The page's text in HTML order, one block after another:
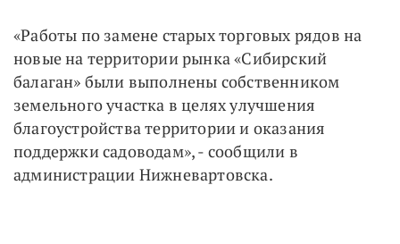
«Работы по замене старых торговых рядов на
новые на территории рынка «Сибирский
балаган» были выполнены собственником
земельного участка в целях улучшения
благоустройства территории и оказания
поддержки садоводам», - сообщили в
администрации Нижневартовска.